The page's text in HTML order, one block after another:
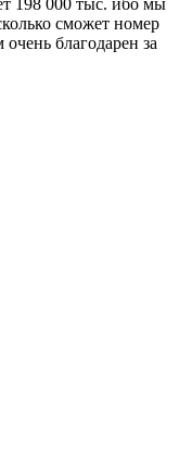
сможет номер
благодарен за